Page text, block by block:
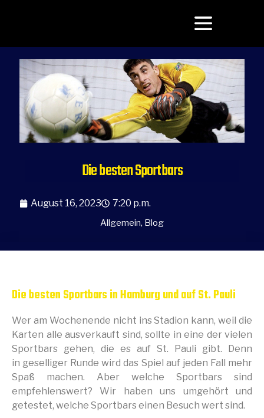
Die besten Sportbars
August 16, 2023 7:20 p.m.
Allgemein, Blog
Die besten Sportbars in Hamburg und auf St. Pauli
Wer am Wochenende nicht ins Stadion kann, weil die
Karten alle ausverkauft sind, sollte in eine der vielen
Sportbars gehen, die es auf St. Pauli gibt. Denn
in geselliger Runde wird das Spiel auf jeden Fall mehr
Spaß machen. Aber welche Sportbars sind
empfehlenswert? Wir haben uns umgehört und
getestet, welche Sportbars einen Besuch wert sind.